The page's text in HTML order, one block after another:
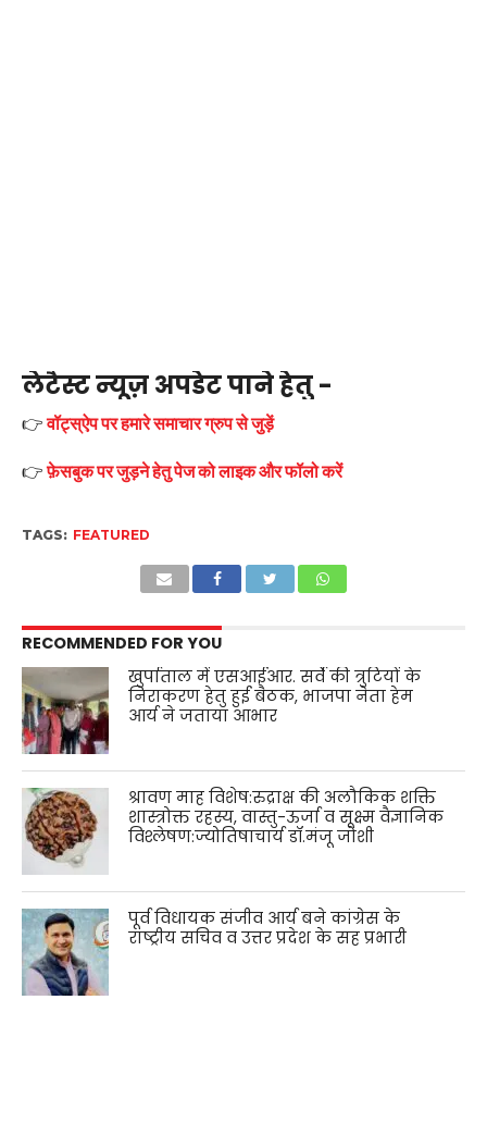
लेटैस्ट न्यूज़ अपडेट पाने हेतु -
👉वॉट्स्ऐप पर हमारे समाचार ग्रुप से जुड़ें
👉फ़ेसबुक पर जुड़ने हेतु पेज को लाइक और फॉलो करें
TAGS: FEATURED
RECOMMENDED FOR YOU
खुर्पाताल में एसआईआर. सर्वे की त्रुटियों के
निराकरण हेतु हुई बैठक, भाजपा नेता हेम
आर्य ने जताया आभार
श्रावण माह विशेष:रुद्राक्ष की अलौकिक शक्ति
शास्त्रोक्त रहस्य, वास्तु-ऊर्जा व सूक्ष्म वैज्ञानिक
विश्लेषण:ज्योतिषाचार्य डॉ.मंजू जोशी
पूर्व विधायक संजीव आर्य बने कांग्रेस के
राष्ट्रीय सचिव व उत्तर प्रदेश के सह प्रभारी